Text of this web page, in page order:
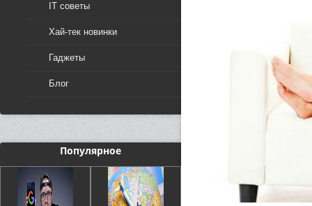
IT советы
Хай-тек новинки
Гаджеты
Блог
Популярное